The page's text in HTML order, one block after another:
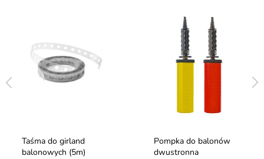
Taśma do girland
balonowych (5m)
Pompka do balonów
dwustronna